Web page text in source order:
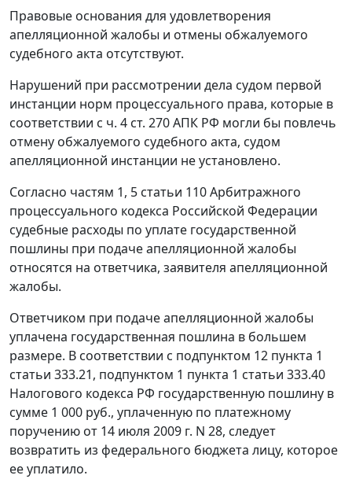
Правовые основания для удовлетворения
апелляционной жалобы и отмены обжалуемого
судебного акта отсутствуют.
Нарушений при рассмотрении дела судом первой
инстанции норм процессуального права, которые в
соответствии с ч. 4 ст. 270АПК РФ могли бы повлечь
отмену обжалуемого судебного акта, судом
апелляционной инстанции не установлено.
Согласно частям 1, 5 статьи 110Арбитражного
процессуального кодекса Российской Федерации
судебные расходы по уплате государственной
пошлины при подаче апелляционной жалобы
относятся на ответчика, заявителя апелляционной
жалобы.
Ответчиком при подаче апелляционной жалобы
уплачена государственная пошлина в большем
размере. В соответствии с подпунктом 12 пункта 1
статьи 333.21, подпунктом 1 пункта 1 статьи 333.40
Налогового кодекса РФ государственную пошлину в
сумме 1 000 руб., уплаченную по платежному
поручению от 14 июля 2009 г. N 28, следует
возвратить из федерального бюджета лицу, которое
ее уплатило.